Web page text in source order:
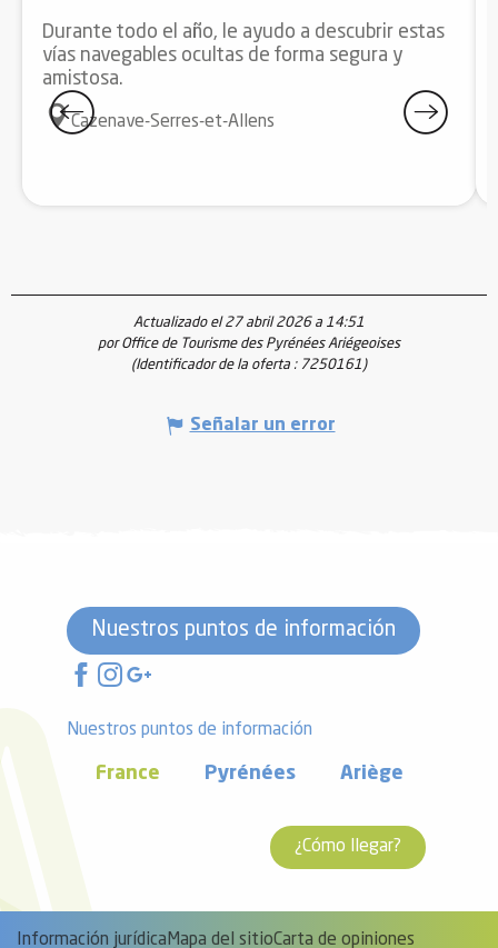
Durante todo el año, le ayudo a descubrir estas
vías navegables ocultas de forma segura y
amistosa.
Cazenave-Serres-et-Allens
Actualizado el 27 abril 2026 a 14:51
por Office de Tourisme des Pyrénées Ariégeoises
(Identificador de la oferta : 7250161 )
Señalar un error
Nuestros puntos de información
Nuestros puntos de información
France Pyrénées Ariège
¿Cómo llegar?
Información jurídicaMapa del sitioCarta de opiniones